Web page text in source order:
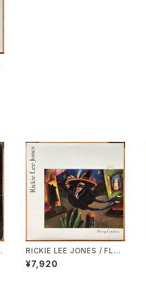
RICKIE LEE JONES / FLYI
NG COWBOYS
¥7,920